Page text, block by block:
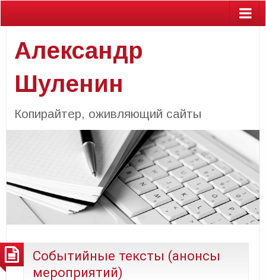
Александр
Шуленин
Копирайтер, оживляющий сайты
Событийные тексты (анонсы
мероприятий)